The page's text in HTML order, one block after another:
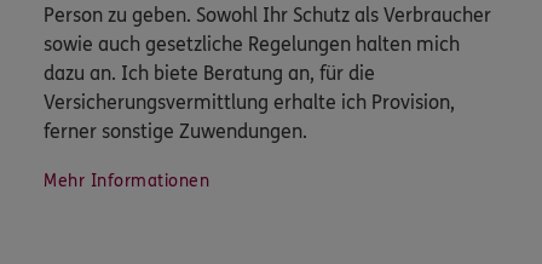
Person zu geben. Sowohl Ihr Schutz als Verbraucher
sowie auch gesetzliche Regelungen halten mich
dazu an. Ich biete Beratung an, für die
Versicherungsvermittlung erhalte ich Provision,
ferner sonstige Zuwendungen.
Mehr Informationen